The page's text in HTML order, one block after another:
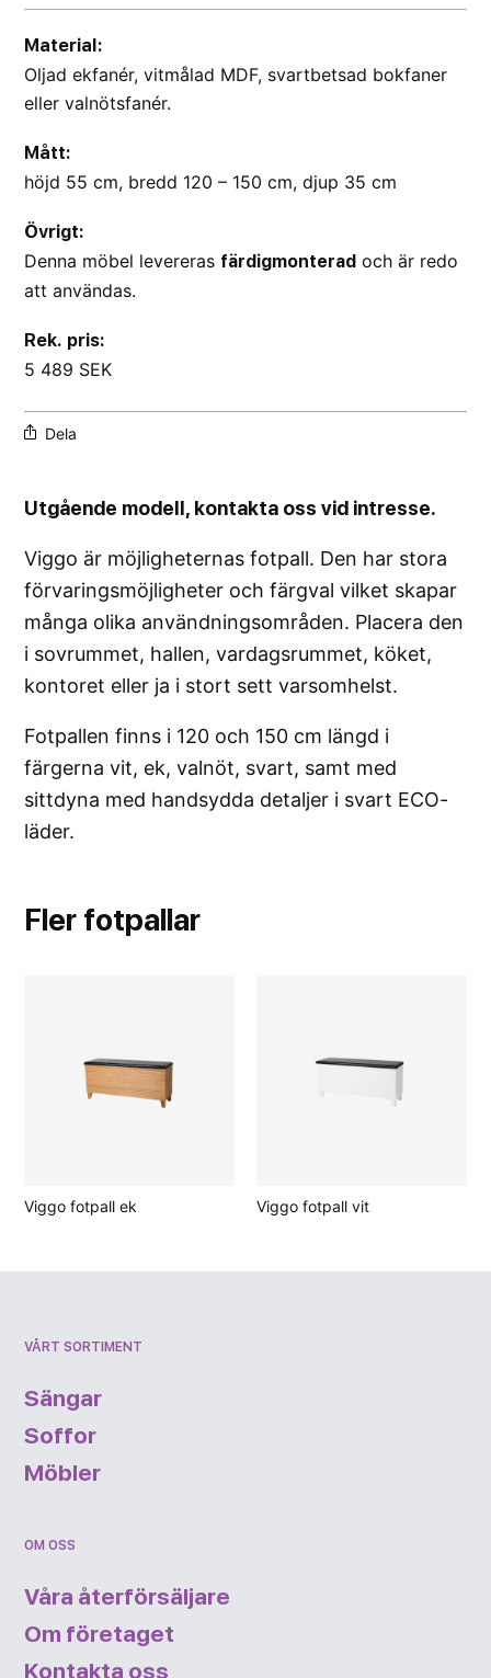
Material:
Oljad ekfanér, vitmålad MDF, svartbetsad bokfaner
eller valnötsfanér.
Mått:
höjd 55 cm, bredd 120 – 150 cm, djup 35 cm
Övrigt:
Denna möbel levereras färdigmonterad och är redo
att användas.
Rek. pris:
5 489 SEK
Dela
Utgående modell, kontakta oss vid intresse.
Viggo är möjligheternas fotpall. Den har stora
förvaringsmöjligheter och färgval vilket skapar
många olika användningsområden. Placera den
i sovrummet, hallen, vardagsrummet, köket,
kontoret eller ja i stort sett varsomhelst.
Fotpallen finns i 120 och 150 cm längd i
färgerna vit, ek, valnöt, svart, samt med
sittdyna med handsydda detaljer i svart ECO-
läder.
Fler fotpallar
Viggo fotpall ek Viggo fotpall vit
VÅRT SORTIMENT
Sängar
Soffor
Möbler
OM OSS
Våra återförsäljare
Om företaget
Kontakta oss